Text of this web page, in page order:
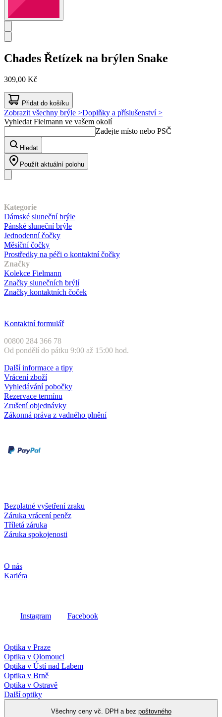
Chades Řetízek na brýlen Snake
309,00 Kč
Přidat do košíku
Zobrazit všechny brýle >Doplňky a příslušenství >
Vyhledat Fielmann ve vašem okolí
Zadejte místo nebo PSČ
Hledat
Použít aktuální polohu
Kategorie
Dámské sluneční brýle
Pánské sluneční brýle
Jednodenní čočky
Měsíční čočky
Prostředky na péči o kontaktní čočky
Značky
Kolekce Fielmann
Značky slunečních brýlí
Značky kontaktních čoček
Kontaktní formulář
00800 284 366 78
Od pondělí do pátku 9:00 až 15:00 hod.
Další informace a tipy
Vrácení zboží
Vyhledávání pobočky
Rezervace termínu
Zrušení objednávky
Zákonná práva z vadného plnění
Bezplatné vyšetření zraku
Záruka vrácení peněz
Tříletá záruka
Záruka spokojenosti
O nás
Kariéra
Instagram Facebook
Optika v Praze
Optika v Olomouci
Optika v Ústí nad Labem
Optika v Brně
Optika v Ostravě
Další optiky
Všechny ceny vč. DPH a bez poštovného